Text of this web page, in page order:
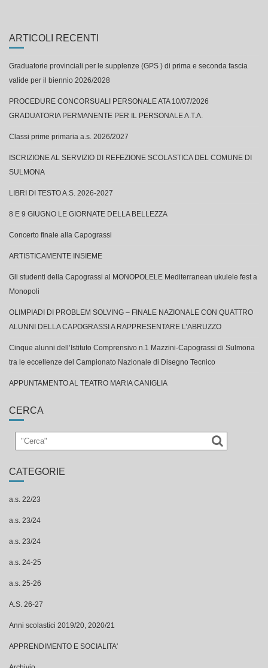
ARTICOLI RECENTI
Graduatorie provinciali per le supplenze (GPS ) di prima e seconda fascia
valide per il biennio 2026/2028
PROCEDURE CONCORSUALI PERSONALE ATA 10/07/2026
GRADUATORIA PERMANENTE PER IL PERSONALE A.T.A.
Classi prime primaria a.s. 2026/2027
ISCRIZIONE AL SERVIZIO DI REFEZIONE SCOLASTICA DEL COMUNE DI
SULMONA
LIBRI DI TESTO A.S. 2026-2027
8 E 9 GIUGNO LE GIORNATE DELLA BELLEZZA
Concerto finale alla Capograssi
ARTISTICAMENTE INSIEME
Gli studenti della Capograssi al MONOPOLELE Mediterranean ukulele fest a
Monopoli
OLIMPIADI DI PROBLEM SOLVING – FINALE NAZIONALE CON QUATTRO
ALUNNI DELLA CAPOGRASSI A RAPPRESENTARE L’ABRUZZO
Cinque alunni dell’Istituto Comprensivo n.1 Mazzini-Capograssi di Sulmona
tra le eccellenze del Campionato Nazionale di Disegno Tecnico
APPUNTAMENTO AL TEATRO MARIA CANIGLIA
CERCA
CATEGORIE
a.s. 22/23
a.s. 23/24
a.s. 23/24
a.s. 24-25
a.s. 25-26
A.S. 26-27
Anni scolastici 2019/20, 2020/21
APPRENDIMENTO E SOCIALITA'